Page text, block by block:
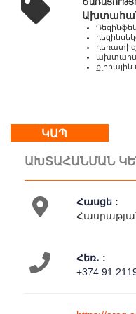
18:00
Մեր
մասին
Կապ
ԿԱՊ
ԱԽՏԱՀԱՆՄԱՆ
Հասցե :
Հեռ․ :
+374 91